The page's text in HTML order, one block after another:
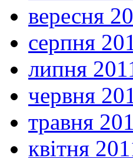
вересня
серпня
липня
червня
травня
квітня